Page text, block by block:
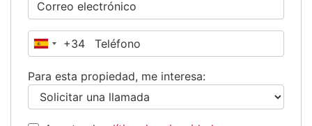
España
+34
Para esta propiedad, me interesa: